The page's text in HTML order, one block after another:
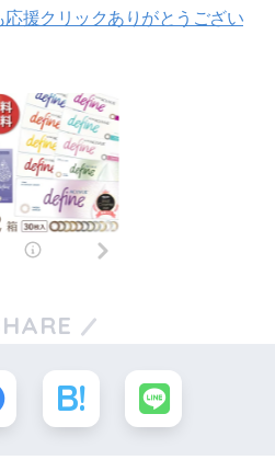
援クリックありがとうござい